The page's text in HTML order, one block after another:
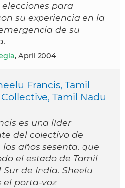
para
su experiencia en la
de su
, April 2004
Francis, Tamil
Tamil Nadu
es una líder
del colectivo de
años sesenta, que
el estado de Tamil
Sur de India. Sheelu
el porta-voz